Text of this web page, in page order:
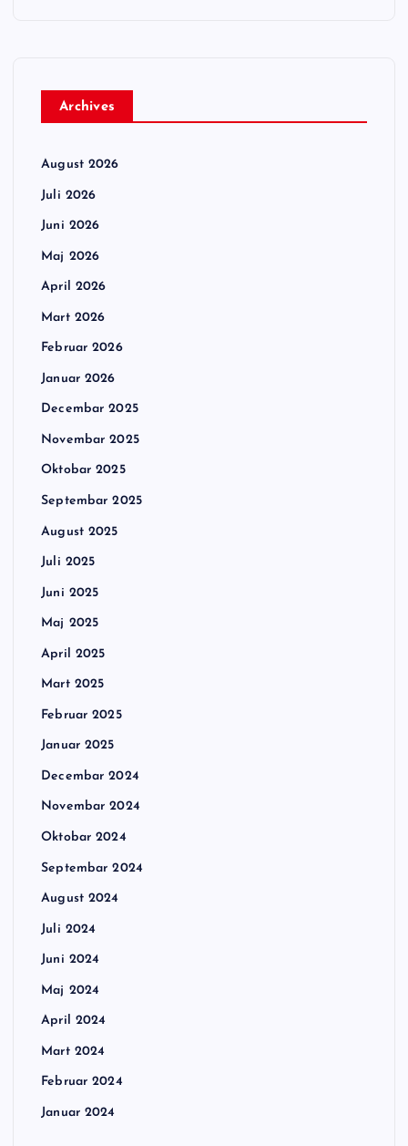
Archives
August 2026
Juli 2026
Juni 2026
Maj 2026
April 2026
Mart 2026
Februar 2026
Januar 2026
Decembar 2025
Novembar 2025
Oktobar 2025
Septembar 2025
August 2025
Juli 2025
Juni 2025
Maj 2025
April 2025
Mart 2025
Februar 2025
Januar 2025
Decembar 2024
Novembar 2024
Oktobar 2024
Septembar 2024
August 2024
Juli 2024
Juni 2024
Maj 2024
April 2024
Mart 2024
Februar 2024
Januar 2024